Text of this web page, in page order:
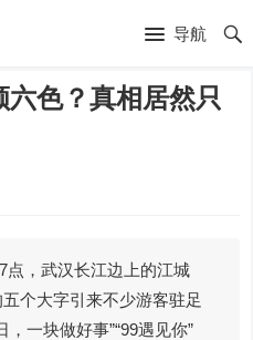
导航
色？真相居然只
点，武汉长江边上的江城
个大字引来不少游客驻足
一块做好事”“99遇见你”